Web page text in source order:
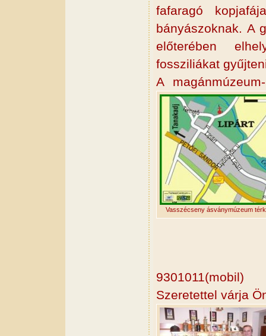
fafaragó
bányászoknak. A
előterében
fossziliákat
A
Vasszécseny ásványmúzeum
9301011(mobil)
Szeretettel várja